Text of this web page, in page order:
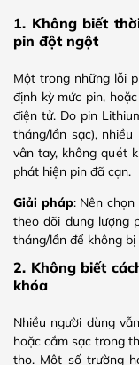
1. Không biết
pin đột ngột
Một trong những lỗi
định kỳ mức pin,
điện tử. Do pin
tháng/lần sạc),
vân tay, không quét
phát hiện pin đã cạn.
Giải pháp: Nên
theo dõi dung lượng
tháng/lần để không bị
2. Không biết
khóa
Nhiều người dùng
hoặc cắm sạc trong
thọ. Một số trường